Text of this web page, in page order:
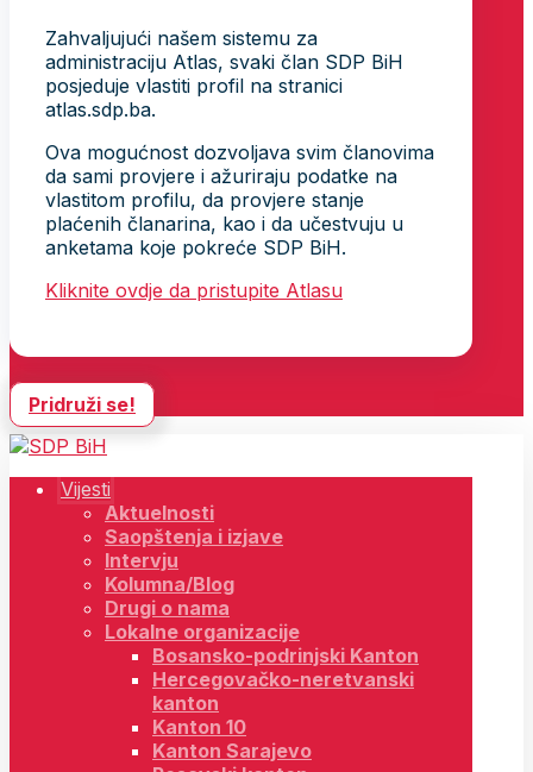
Zahvaljujući našem sistemu za
administraciju Atlas, svaki član SDP BiH
posjeduje vlastiti profil na stranici
atlas.sdp.ba.
Ova mogućnost dozvoljava svim članovima
da sami provjere i ažuriraju podatke na
vlastitom profilu, da provjere stanje
plaćenih članarina, kao i da učestvuju u
anketama koje pokreće SDP BiH.
Kliknite ovdje da pristupite Atlasu
Pridruži se!
Vijesti
Aktuelnosti
Saopštenja i izjave
Intervju
Kolumna/Blog
Drugi o nama
Lokalne organizacije
Bosansko-podrinjski Kanton
Hercegovačko-neretvanski
kanton
Kanton 10
Kanton Sarajevo